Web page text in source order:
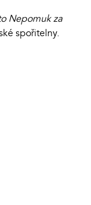
Nepomuk za
spořitelny.